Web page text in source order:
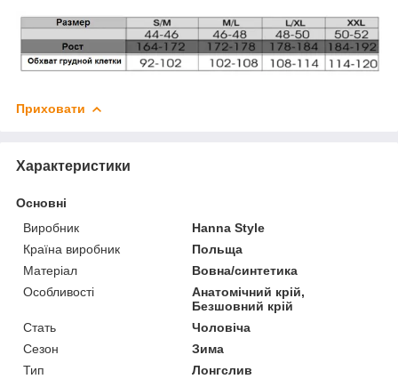
Приховати
Характеристики
Основні
Виробник
Hanna Style
Країна виробник
Польща
Матеріал
Вовна/синтетика
Особливості
Анатомічний крій,
Безшовний крій
Стать
Чоловіча
Сезон
Зима
Тип
Лонгслив